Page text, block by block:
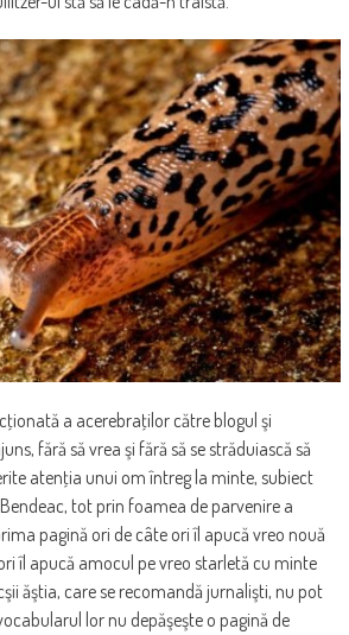
a acerebraţilor către blogul şi
fără să vrea şi fără să se străduiască să
atenţia unui om întreg la minte, subiect
tot prin foamea de parvenire a
pagină ori de câte ori îl apucă vreo nouă
îl apucă amocul pe vreo starletă cu minte
ăştia, care se recomandă jurnalişti, nu pot
lor nu depăşeşte o pagină de